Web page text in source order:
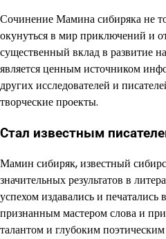
Сочинение Мамина сибиряка не
окунуться в мир приключений и
существенный вклад в развитие
является ценным источником
других исследователей и
творческие проекты.
Стал известным
Мамин сибиряк, известный
значительных результатов в
успехом издавались и
признанным мастером слова и
талантом и глубоким